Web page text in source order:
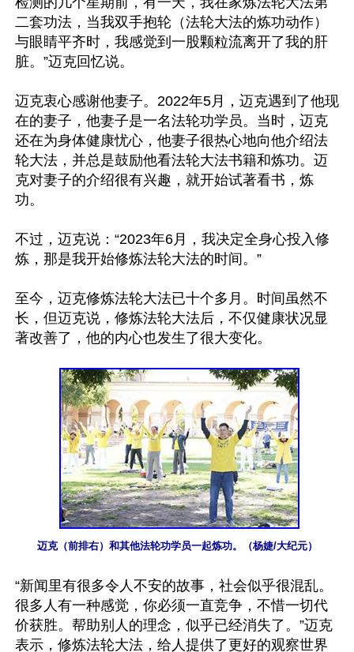
二套功法，当我双手抱轮（法轮大法的炼功动作）
与眼睛平齐时，我感觉到一股颗粒流离开了我的肝
脏。”迈克回忆说。
迈克衷心感谢他妻子。2022年5月，迈克遇到了他现
在的妻子，他妻子是一名法轮功学员。当时，迈克
还在为身体健康忧心，他妻子很热心地向他介绍法
轮大法，并总是鼓励他看法轮大法书籍和炼功。迈
克对妻子的介绍很有兴趣，就开始试著看书，炼
功。
不过，迈克说：“2023年6月，我决定全身心投入修
炼，那是我开始修炼法轮大法的时间。”
至今，迈克修炼法轮大法已十个多月。时间虽然不
长，但迈克说，修炼法轮大法后，不仅健康状况显
著改善了，他的内心也发生了很大变化。
迈克（前排右）和其他法轮功学员一起炼功。（杨婕/大纪元）
“新闻里有很多令人不安的故事，社会似乎很混乱。
很多人有一种感觉，你必须一直竞争，不惜一切代
价获胜。帮助别人的理念，似乎已经消失了。”迈克
表示，修炼法轮大法，给人提供了更好的观察世界